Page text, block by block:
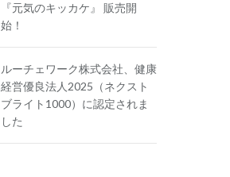
『元気のキッカケ』 販売開
始！
ルーチェワーク株式会社、健康
経営優良法人2025（ネクスト
ブライト1000）に認定されま
した